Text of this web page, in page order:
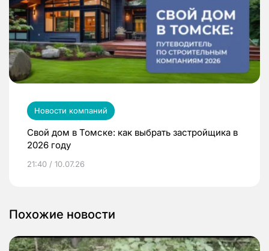
Новости компаний
Свой дом в Томске: как выбрать застройщика в
2026 году
21:40 / 10.07.26
Похожие новости